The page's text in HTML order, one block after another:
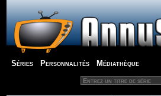
Séries Personnalités Médiathèque